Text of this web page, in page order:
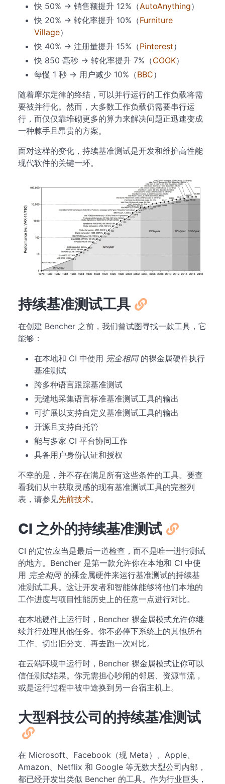
快 50% → 销售额提升 12%（AutoAnything）
快 20% → 转化率提升 10%（Furniture
Village）
快 40% → 注册量提升 15%（Pinterest）
快 850 毫秒 → 转化率提升 7%（COOK）
每慢 1 秒 → 用户减少 10%（BBC）
随着摩尔定律的终结，可以并行运行的工作负载将需
要被并行化。然而，大多数工作负载仍需要串行运
行，而仅仅靠堆砌更多的算力来解决问题正迅速变成
一种棘手且昂贵的方案。
面对这样的变化，持续基准测试是开发和维护高性能
现代软件的关键一环。
持续基准测试工具
在创建 Bencher 之前，我们曾试图寻找一款工具，它
能够：
在本地和 CI 中使用 完全相同的裸金属硬件执行
基准测试
跨多种语言跟踪基准测试
无缝地采集语言标准基准测试工具的输出
可扩展以支持自定义基准测试工具的输出
开源且支持自托管
能与多家 CI 平台协同工作
具备用户身份认证和授权
不幸的是，并不存在满足所有这些条件的工具。要查
看我们从中获取灵感的现有基准测试工具的完整列
表，请参见先前技术。
CI 之外的持续基准测试
CI 的定位应当是最后一道检查，而不是唯一进行测试
的地方。Bencher 是第一款允许你在本地和 CI 中使
用 完全相同的裸金属硬件来运行基准测试的持续基
准测试工具。这让开发者和智能体能够将他们本地的
工作进度与项目性能历史上的任意一点进行对比。
在本地硬件上运行时，Bencher 裸金属模式允许你继
续并行处理其他任务。你不必停下系统上的其他所有
工作、切出旧分支、再去跑一次对比。
在云端环境中运行时，Bencher 裸金属模式让你可以
信任测试结果。你无需担心吵闹的邻居、资源节流，
或是运行过程中被中途换到另一台宿主机上。
大型科技公司的持续基准测试
在 Microsoft、Facebook（现 Meta）、Apple、
Amazon、Netflix 和 Google 等无数大型公司内部，
都已经开发出类似 Bencher 的工具。作为行业巨头，